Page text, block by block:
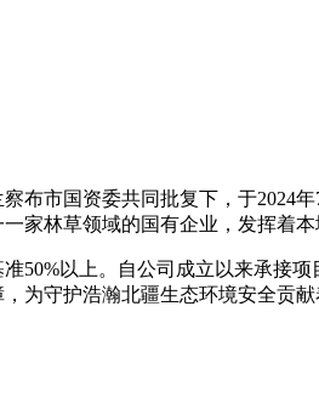
布市国资委共同批复下，于2024
家林草领域的国有企业，发挥着本
准50%以上。自公司成立以来承接
为守护浩瀚北疆生态环境安全贡献